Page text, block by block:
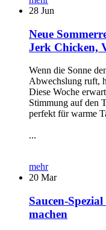
28 Jun
Neue
Jerk Chicken,
Wenn die Sonne
Abwechslung ruft,
Diese Woche
Stimmung auf den
perfekt für warme
...
mehr
20 Mar
Saucen-
machen